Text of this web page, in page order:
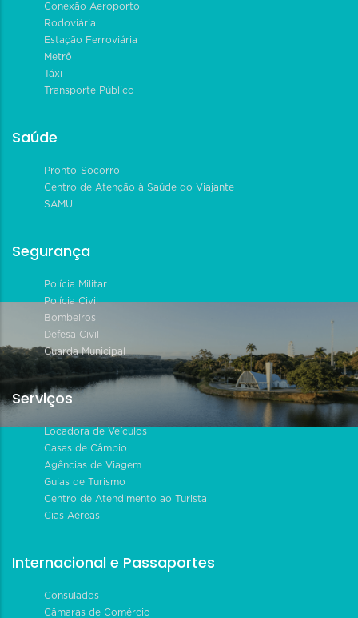
Conexão Aeroporto
Rodoviária
Estação Ferroviária
Metrô
Táxi
Transporte Público
Saúde
Pronto-Socorro
Centro de Atenção à Saúde do Viajante
SAMU
Segurança
Polícia Militar
Polícia Civil
Bombeiros
Defesa Civil
Guarda Municipal
Serviços
Locadora de Veículos
Casas de Câmbio
Agências de Viagem
Guias de Turismo
Centro de Atendimento ao Turista
Cias Aéreas
Internacional e Passaportes
Consulados
Câmaras de Comércio